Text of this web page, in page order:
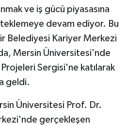
ve iş gücü piyasasına
devam ediyor. Bu
Belediyesi Kariyer Merkezi
Mersin Üniversitesi'nde
Sergisi'ne katılarak
geldi.
Üniversitesi Prof. Dr.
gerçekleşen